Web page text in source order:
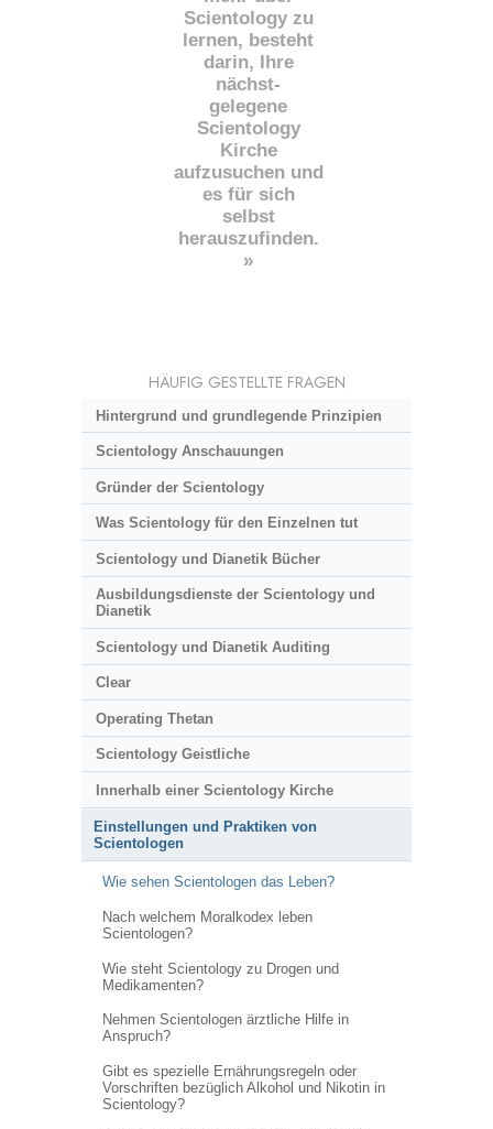
Scientology zu
lernen, besteht
darin, Ihre
nächst-
gelegene
Scientology
Kirche
aufzusuchen und
es für sich
selbst
herauszufinden.
»
HÄUFIG GESTELLTE FRAGEN
Hintergrund und grundlegende Prinzipien
Scientology Anschauungen
Gründer der Scientology
Was Scientology für den Einzelnen tut
Scientology und Dianetik Bücher
Ausbildungsdienste der Scientology und
Dianetik
Scientology und Dianetik Auditing
Clear
Operating Thetan
Scientology Geistliche
Innerhalb einer Scientology Kirche
Einstellungen und Praktiken von
Scientologen
Wie sehen Scientologen das Leben?
Nach welchem Moralkodex leben
Scientologen?
Wie steht Scientology zu Drogen und
Medikamenten?
Nehmen Scientologen ärztliche Hilfe in
Anspruch?
Gibt es spezielle Ernährungsregeln oder
Vorschriften bezüglich Alkohol und Nikotin in
Scientology?